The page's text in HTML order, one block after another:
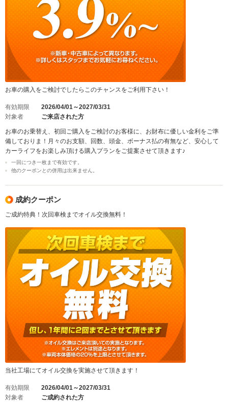
お車の購入をご検討でしたらこのチャンスをご利用下さい！
有効期限
2026/04/01～2027/03/31
対象者
ご来店された方
お車のお乗替え、初回ご購入をご検討のお客様に、お財布に優しい金利をご準
備しておりま！月々のお支額、回数、頭金、ボーナス払の有無など、安心して
カーライフをお楽しみ頂ける購入プランをご提案させて頂きます♪
一回につき一枚まで有効です。
他のクーポンとの併用は出来ません。
成約クーポン
ご成約特典！次回車検までオイル交換無料！
当社工場にてオイル交換を実施させて頂きます！
有効期限
2026/04/01～2027/03/31
対象者
ご成約された方